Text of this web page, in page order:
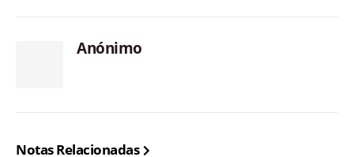
Anónimo
Notas Relacionadas